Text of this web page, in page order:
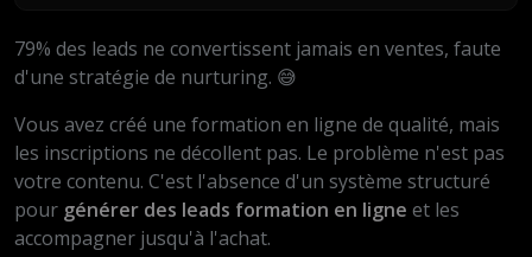
79% des leads ne convertissent jamais en ventes, faute
d'une stratégie de nurturing. 😅
Vous avez créé une formation en ligne de qualité, mais
les inscriptions ne décollent pas. Le problème n'est pas
votre contenu. C'est l'absence d'un système structuré
pour générer des leads formation en ligne et les
accompagner jusqu'à l'achat.